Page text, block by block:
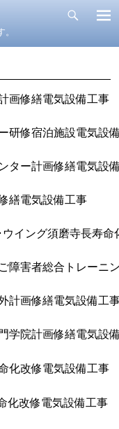
画修繕電気設備工事
研修宿泊施設電気設
ター計画修繕電気設
繕電気設備工事
イング須磨寺長寿命
害者総合トレーニ
計画修繕電気設備工
学院計画修繕電気設
化改修電気設備工事
化改修電気設備工事